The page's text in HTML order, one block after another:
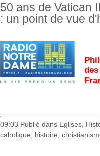
50 ans de Vatican
: un point de vue
09:03 Publié dans Eglises
caholique
histoire